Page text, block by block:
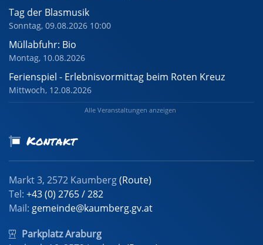
Tag der Blasmusik
Sonntag, 09.08.2026 10:00
Müllabfuhr: Bio
Montag, 10.08.2026
Ferienspiel - Erlebnisvormittag beim Roten Kreuz
Mittwoch, 12.08.2026
Alle Veranstaltungen anzeigen
Kontakt
Markt 3, 2572 Kaumberg(Route)
Tel: +43 (0) 2765 / 282
Mail: gemeinde@kaumberg.gv.at
Parkplatz Araburg